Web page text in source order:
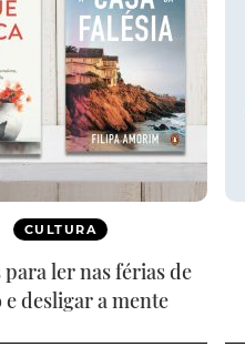
CULTURA
para ler nas férias de
e desligar a mente